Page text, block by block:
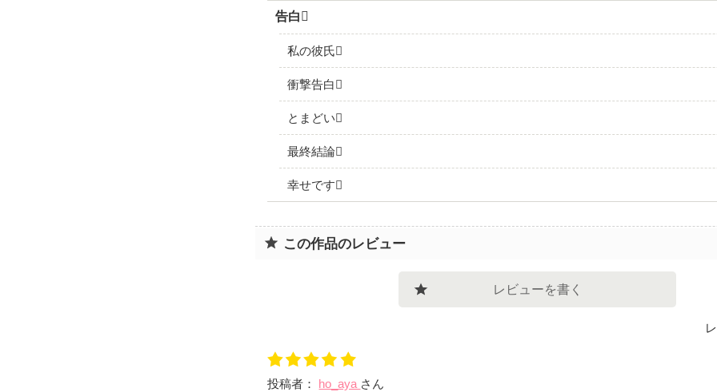
告白
私の彼氏
衝撃告白
とまどい
最終結論
幸せです
この作品のレビュー
レビューを書く
投稿者： ho_aya さん